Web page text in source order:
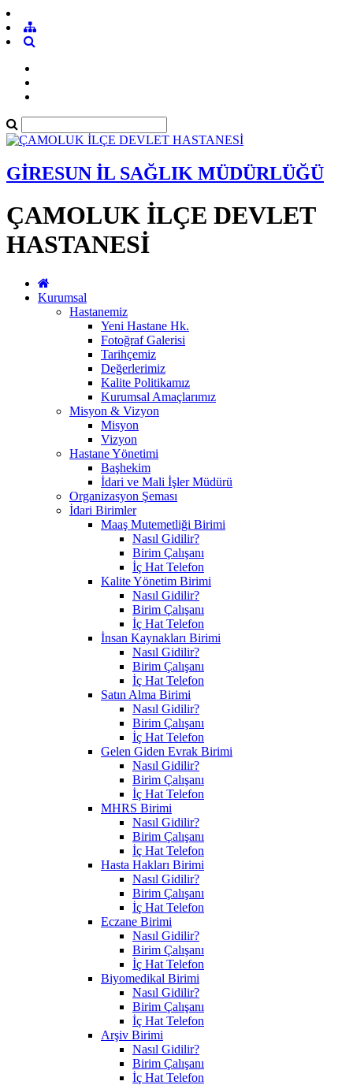
GİRESUN İL SAĞLIK MÜDÜRLÜĞÜ
ÇAMOLUK İLÇE DEVLET
HASTANESİ
Kurumsal
Hastanemiz
Yeni Hastane Hk.
Fotoğraf Galerisi
Tarihçemiz
Değerlerimiz
Kalite Politikamız
Kurumsal Amaçlarımız
Misyon & Vizyon
Misyon
Vizyon
Hastane Yönetimi
Başhekim
İdari ve Mali İşler Müdürü
Organizasyon Şeması
İdari Birimler
Maaş Mutemetliği Birimi
Nasıl Gidilir?
Birim Çalışanı
İç Hat Telefon
Kalite Yönetim Birimi
Nasıl Gidilir?
Birim Çalışanı
İç Hat Telefon
İnsan Kaynakları Birimi
Nasıl Gidilir?
Birim Çalışanı
İç Hat Telefon
Satın Alma Birimi
Nasıl Gidilir?
Birim Çalışanı
İç Hat Telefon
Gelen Giden Evrak Birimi
Nasıl Gidilir?
Birim Çalışanı
İç Hat Telefon
MHRS Birimi
Nasıl Gidilir?
Birim Çalışanı
İç Hat Telefon
Hasta Hakları Birimi
Nasıl Gidilir?
Birim Çalışanı
İç Hat Telefon
Eczane Birimi
Nasıl Gidilir?
Birim Çalışanı
İç Hat Telefon
Biyomedikal Birimi
Nasıl Gidilir?
Birim Çalışanı
İç Hat Telefon
Arşiv Birimi
Nasıl Gidilir?
Birim Çalışanı
İç Hat Telefon